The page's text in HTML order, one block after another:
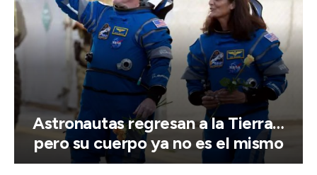
Astronautas regresan a la Tierra…
pero su cuerpo ya no es el mismo